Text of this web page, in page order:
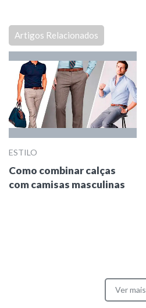
Artigos Relacionados
ESTILO
Como combinar calças
com camisas masculinas
Ver mais